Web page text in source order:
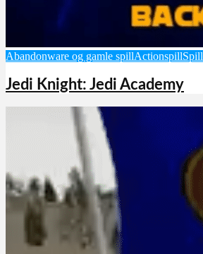
Abandonware og gamle spillActionspillSpill
Jedi Knight: Jedi Academy